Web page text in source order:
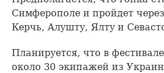
Симферополе и пройдет
Керчь, Алушту, Ялту и
Планируется, что в
около 30 экипажей из